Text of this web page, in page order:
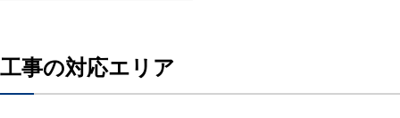
工事の対応エリア